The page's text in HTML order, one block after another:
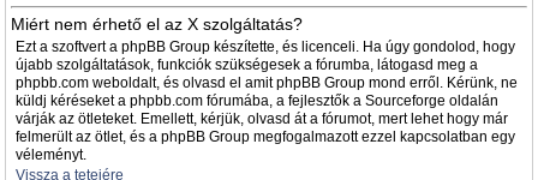
Miért nem érhető el az X szolgáltatás?
Ezt a szoftvert a phpBB Group készítette, és licenceli. Ha úgy gondolod, hogy
újabb szolgáltatások, funkciók szükségesek a fórumba, látogasd meg a
phpbb.com weboldalt, és olvasd el amit phpBB Group mond erről. Kérünk, ne
küldj kéréseket a phpbb.com fórumába, a fejlesztők a Sourceforge oldalán
várják az ötleteket. Emellett, kérjük, olvasd át a fórumot, mert lehet hogy már
felmerült az ötlet, és a phpBB Group megfogalmazott ezzel kapcsolatban egy
véleményt.
Vissza a tetejére